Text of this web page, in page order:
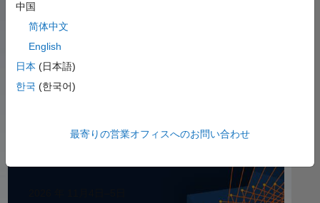
日程の保存
パネルナビゲーション
中国
简体中文
English
日本 (日本語)
한국 (한국어)
最寄りの営業オフィスへのお問い合わせ